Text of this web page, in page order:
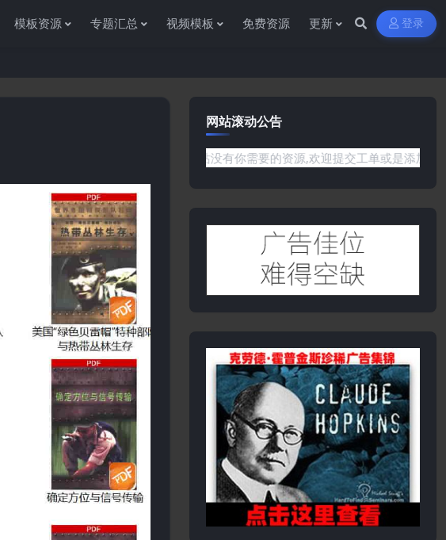
模板资源 专题汇总 视频模板 免费资源 更新 登录
网站滚动公告
!如果遇到任何问题或是网站没有你需要的资源,欢迎提交工单或是添加客服微信